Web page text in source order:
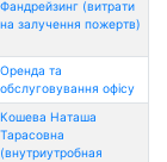
Фандрейзинг (витрати
на залучення пожертв)
Оренда та
обслуговування офісу
Кошева Наташа
Тарасовна
(внутриутробная